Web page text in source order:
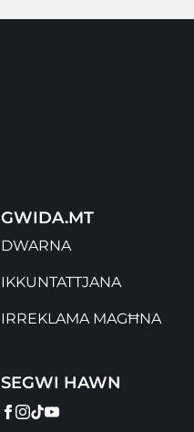
GWIDA.MT
DWARNA
IKKUNTATTJANA
IRREKLAMA MAGĦNA
SEGWI HAWN
FACEBOOK
INSTAGRAM
TIKTOK
YOUTUBE